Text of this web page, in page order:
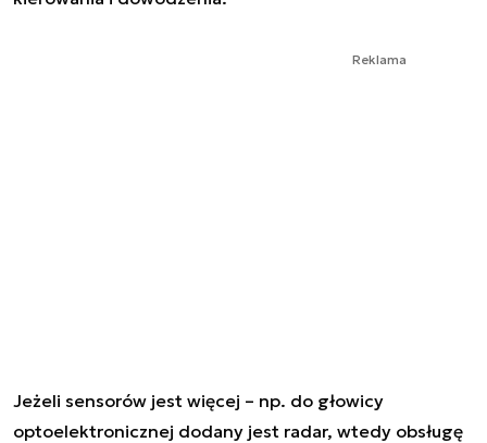
Reklama
Jeżeli sensorów jest więcej – np. do głowicy
optoelektronicznej dodany jest radar, wtedy obsługę